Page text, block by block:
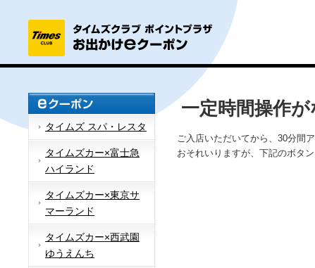
タイムズ スパ・レスタ
タイムズカー×富士急
ハイランド
タイムズカー×東京サ
マーランド
タイムズカー×西武園
ゆうえんち
一定時間操作
ご入店いただいてから、30分間
おそれいりますが、下記のボタ